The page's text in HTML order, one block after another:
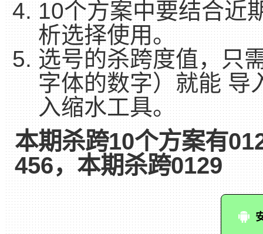
10个方案中要结合近
析选择使用。
选号的杀跨度值，只
字体的数字）就能 导
入缩水工具。
本期杀跨10个方案有
456，本期杀跨0129